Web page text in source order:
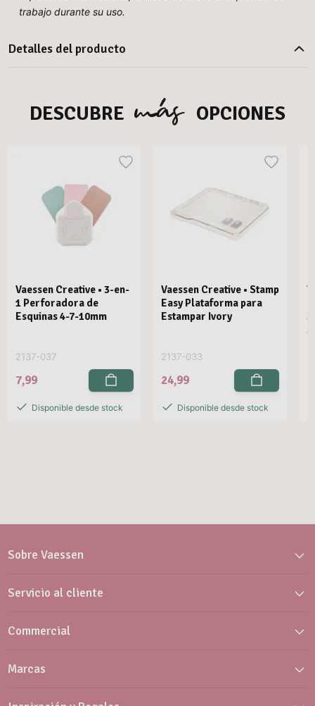
trabajo durante su uso.
Detalles del producto
DESCUBRE más OPCIONES
Vaessen Creative • 3-en-
1 Perforadora de
Esquinas 4-7-10mm
2137-037
7,99
Disponible desde stock
Vaessen Creative • Stamp
Easy Plataforma para
Estampar Ivory
2137-033
24,99
Disponible desde stock
Sobre Vaessen
Servicio al cliente
Commercial
Marcas